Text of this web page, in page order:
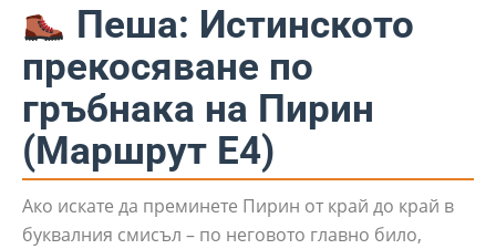
Пеша: Истинското
прекосяване по
гръбнака на Пирин
(Маршрут Е4)
Ако искате да преминете Пирин от край до край в
буквалния смисъл – по неговото главно било,